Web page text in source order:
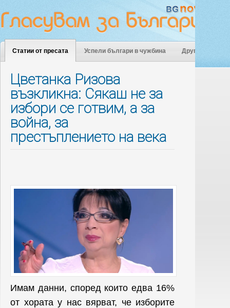
Статии от пресата Успели българи в чужбина Други
Цветанка Ризова
възкликна: Сякаш не за
избори се готвим, а за
война, за
престъплението на века
Имам данни, според които едва 16%
от хората у нас вярват, че изборите